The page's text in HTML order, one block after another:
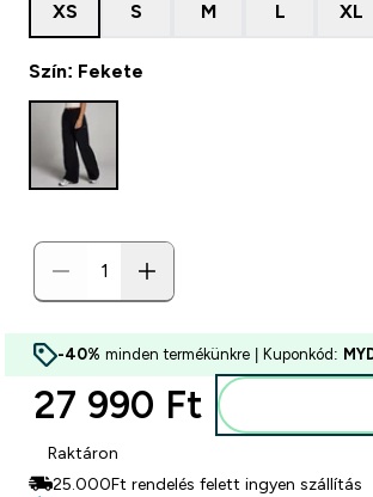
XS S M L XL
Szín: Fekete
-40% minden termékünkre | Kuponkód:
27 990 Ft‎
Raktáron
25.000Ft rendelés felett ingyen szállítás